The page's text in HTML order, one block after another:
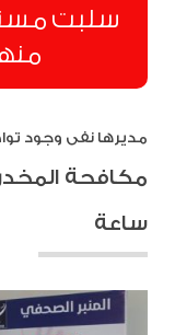
مديرها نفى وجود
مكافحة
ساعة